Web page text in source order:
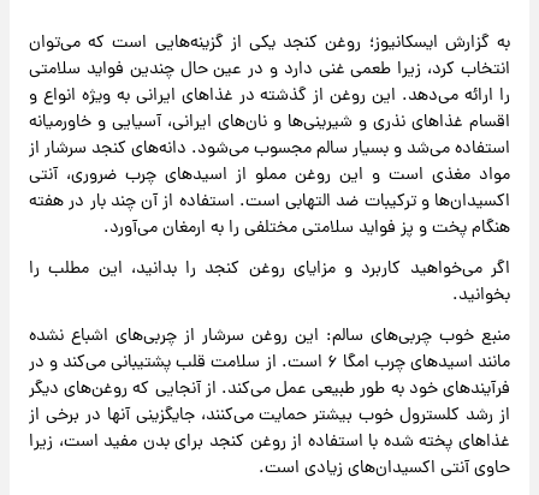
به گزارش ایسکانیوز؛ روغن کنجد یکی از گزینه‌هایی است که می‌توان
انتخاب کرد، زیرا طعمی غنی دارد و در عین حال چندین فواید سلامتی
را ارائه می‌دهد. این روغن از گذشته در غذاهای ایرانی به ویژه انواع و
اقسام غذاهای نذری و شیرینی‌ها و نان‌های ایرانی، آسیایی و خاورمیانه
استفاده می‌شد و بسیار سالم مجسوب می‌شود. دانه‌های کنجد سرشار از
مواد مغذی است و این روغن مملو از اسیدهای چرب ضروری، آنتی
اکسیدان‌ها و ترکیبات ضد التهابی است. استفاده از آن چند بار در هفته
هنگام پخت و پز فواید سلامتی مختلفی را به ارمغان می‌آورد.
اگر می‌خواهید کاربرد و مزایای روغن کنجد را بدانید، این مطلب را
بخوانید.
منبع خوب چربی‌های سالم: این روغن سرشار از چربی‌های اشباع نشده
مانند اسیدهای چرب امگا ۶ است. از سلامت قلب پشتیبانی می‌کند و در
فرآیندهای خود به طور طبیعی عمل می‌کند. از آنجایی که روغن‌های دیگر
از رشد کلسترول خوب بیشتر حمایت می‌کنند، جایگزینی آنها در برخی از
غذاهای پخته شده با استفاده از روغن کنجد برای بدن مفید است، زیرا
حاوی آنتی اکسیدان‌های زیادی است.